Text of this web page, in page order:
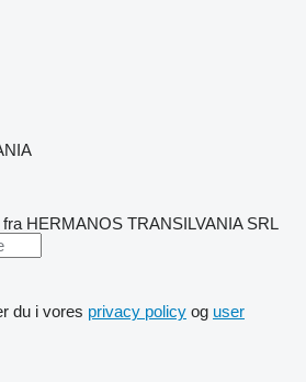
HERMANOS TRANSILVANIA SRL
du i vores privacy policy og user